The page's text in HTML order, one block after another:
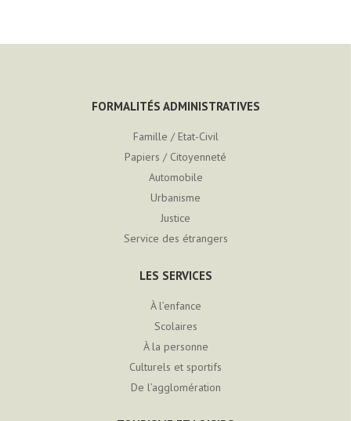
FORMALITÉS ADMINISTRATIVES
Famille / Etat-Civil
Papiers / Citoyenneté
Automobile
Urbanisme
Justice
Service des étrangers
LES SERVICES
À l’enfance
Scolaires
À la personne
Culturels et sportifs
De l’agglomération